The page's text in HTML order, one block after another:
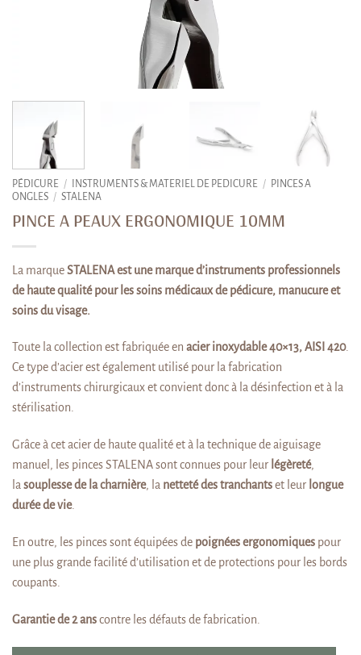
PÉDICURE / INSTRUMENTS & MATERIEL DE PEDICURE / PINCES A
ONGLES / STALENA
PINCE A PEAUX ERGONOMIQUE 10MM
La marqueSTALENA est une marque d’instruments professionnels
de haute qualité pour les soins médicaux de pédicure, manucure et
soins du visage.
Toute la collection est fabriquée en acier inoxydable 40×13, AISI 420.
Ce type d’acier est également utilisé pour la fabrication
d’instruments chirurgicaux et convient donc à la désinfection et à la
stérilisation.
Grâce à cet acier de haute qualité et à la technique de aiguisage
manuel, les pinces STALENA sont connues pour leur légèreté,
lasouplesse de la charnière, la netteté des tranchantset leur longue
durée de vie.
En outre, les pinces sont équipées de poignées ergonomiques pour
une plus grande facilité d’utilisation et de protections pour les bords
coupants.
Garantie de 2 anscontre les défauts de fabrication.